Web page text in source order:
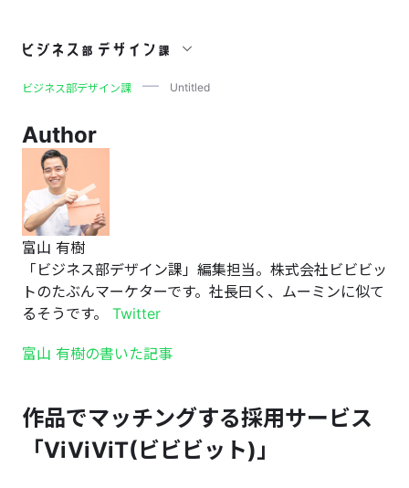
Untitled
ビジネス部デザイン課 Untitled
Author
富山 有樹
「ビジネス部デザイン課」編集担当。株式会社ビビビッ
トのたぶんマーケターです。社長曰く、ムーミンに似て
るそうです。 Twitter
富山 有樹の書いた記事
作品でマッチングする採用サービス
「ViViViT(ビビビット)」